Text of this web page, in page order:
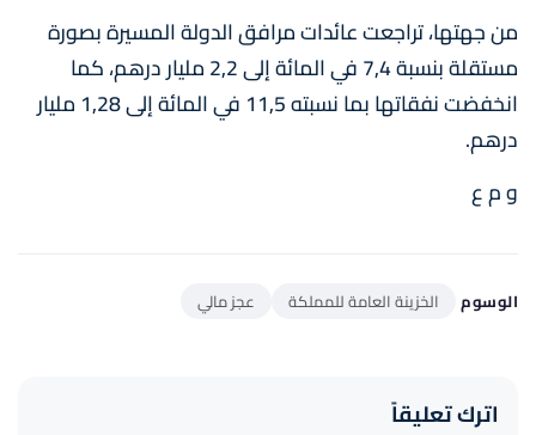
من جهتها، تراجعت عائدات مرافق الدولة المسيرة بصورة
مستقلة بنسبة 7,4 في المائة إلى 2,2 مليار درهم، كما
انخفضت نفقاتها بما نسبته 11,5 في المائة إلى 1,28 مليار
درهم.
و م ع
الوسوم الخزينة العامة للمملكة عجز مالي
اترك تعليقاً